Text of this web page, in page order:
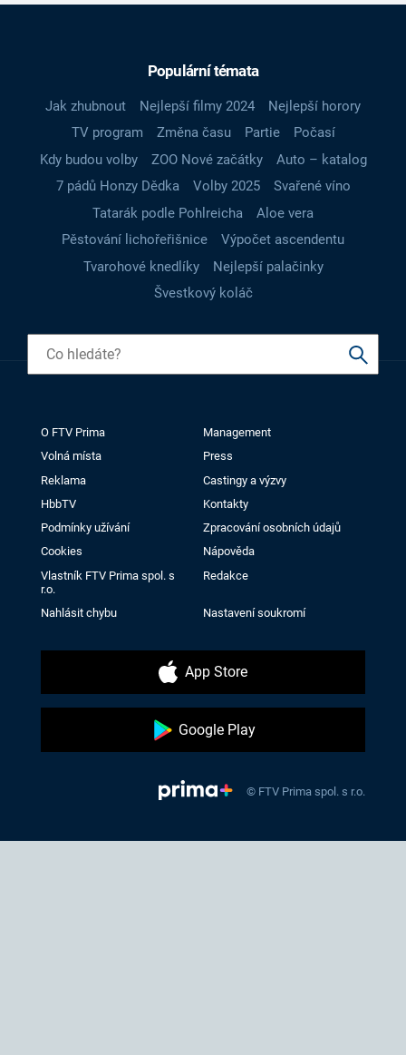
Populární témata
Jak zhubnout Nejlepší filmy 2024
Nejlepší horory
TV program
Změna času Partie
Počasí
Kdy budou volby
ZOO Nové začátky
Auto – katalog
7 pádů Honzy Dědka
Volby 2025
Svařené víno
Tatarák podle Pohlreicha
Aloe vera
Pěstování lichořeřišnice
Výpočet ascendentu
Tvarohové knedlíky
Nejlepší palačinky
Švestkový koláč
O FTV Prima
Management
Volná místa
Press
Reklama
Castingy a výzvy
HbbTV
Kontakty
Podmínky užívání
Zpracování osobních údajů
Cookies
Nápověda
Vlastník FTV Prima spol. s
r.o.
Redakce
Nahlásit chybu Nastavení soukromí
App Store
Google Play
© FTV Prima spol. s r.o.